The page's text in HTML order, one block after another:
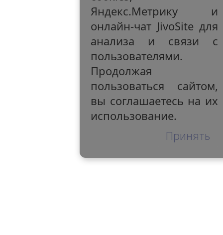
Яндекс.Метрику и
онлайн-чат JivoSite для
анализа и связи с
пользователями.
Продолжая
пользоваться сайтом,
вы соглашаетесь на их
использование.
Принять